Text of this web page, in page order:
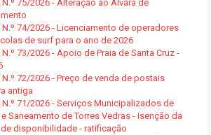
N.º 75/2026 - Alteração ao Alvará de
N.º 74/2026 - Licenciamento de operadores
de surf para o ano de 2026
73/2026 - Apoio de Praia de Santa Cruz -
N.º 72/2026 - Preço de venda de postais
antiga
N.º 71/2026 - Serviços Municipalizados de
Saneamento de Torres Vedras - Isenção da
disponibilidade - ratificação